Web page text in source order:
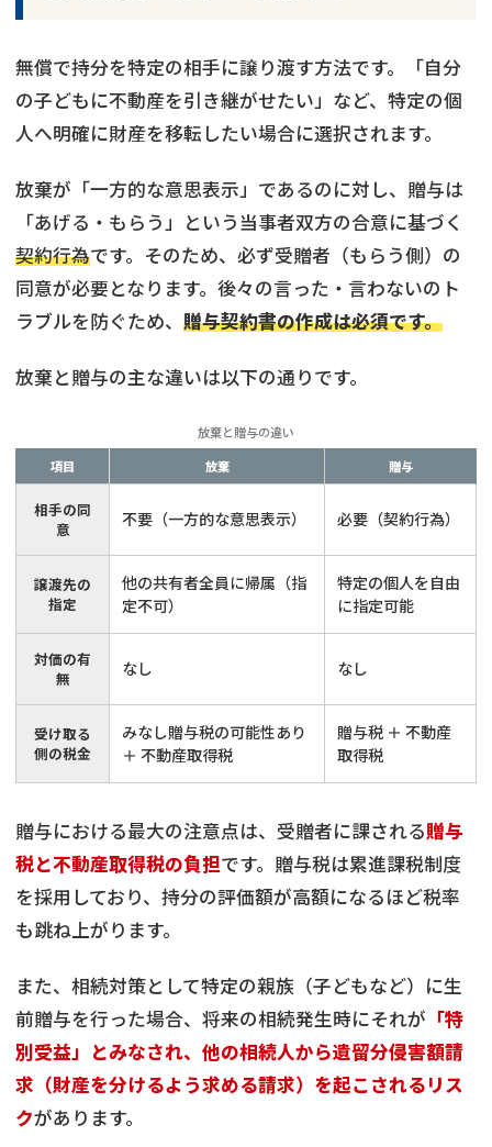
無償で持分を特定の相手に譲り渡す方法です。「自分
の子どもに不動産を引き継がせたい」など、特定の個
人へ明確に財産を移転したい場合に選択されます。
放棄が「一方的な意思表示」であるのに対し、贈与は
「あげる・もらう」という当事者双方の合意に基づく
契約行為です。そのため、必ず受贈者（もらう側）の
同意が必要となります。後々の言った・言わないのト
ラブルを防ぐため、 贈与契約書の作成は必須です。
放棄と贈与の主な違いは以下の通りです。
放棄と贈与の違い
項目
放棄 贈与
相手の同
意
不要（一方的な意思表示） 必要（契約行為）
譲渡先の
指定
他の共有者全員に帰属（指
定不可）
特定の個人を自由
に指定可能
対価の有
無
なし なし
受け取る
側の税金
みなし贈与税の可能性あり
＋ 不動産取得税
贈与税 ＋ 不動産
取得税
贈与における最大の注意点は、受贈者に課される贈与
税と不動産取得税の負担です。贈与税は累進課税制度
を採用しており、持分の評価額が高額になるほど税率
も跳ね上がります。
また、相続対策として特定の親族（子どもなど）に生
前贈与を行った場合、将来の相続発生時にそれが 「特
別受益」 とみなされ、他の相続人から遺留分侵害額請
求（財産を分けるよう求める請求）を起こされるリス
クがあります。